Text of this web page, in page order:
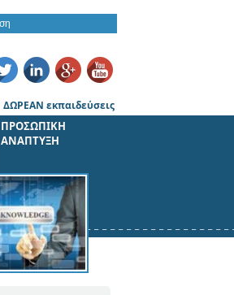
ΔΩΡΕΑΝ εκπαιδεύσεις
ΠΡΟΣΩΠΙΚΗ
ΑΝΑΠΤΥΞΗ